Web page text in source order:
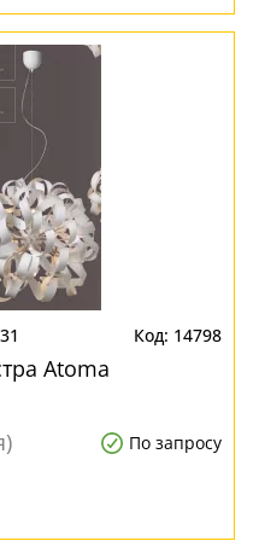
14798
Atoma
По запросу